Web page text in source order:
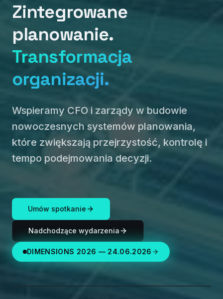
Zintegrowane
planowanie.
Transformacja
organizacji.
Wspieramy CFO i zarządy w budowie
nowoczesnych systemów planowania,
które zwiększają przejrzystość, kontrolę i
tempo podejmowania decyzji.
Umów spotkanie
Nadchodzące wydarzenia
DIMENSIONS 2026 — 24.06.2026